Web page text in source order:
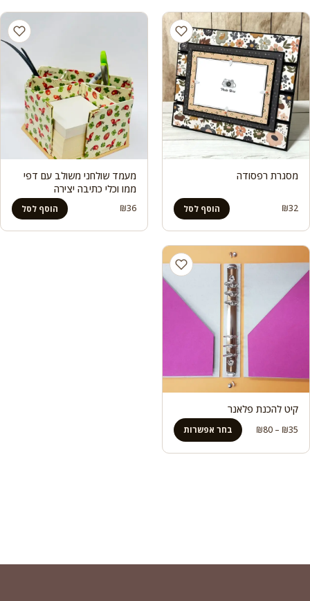
מסגרת רפסודה
₪32 הוסף לסל
מעמד שולחני משולב עם דפי
ממו וכלי כתיבה יצירה
₪36 הוסף לסל
קיט להכנת פלאנר
₪35
–
₪80
מחירים:
בחר אפשרות